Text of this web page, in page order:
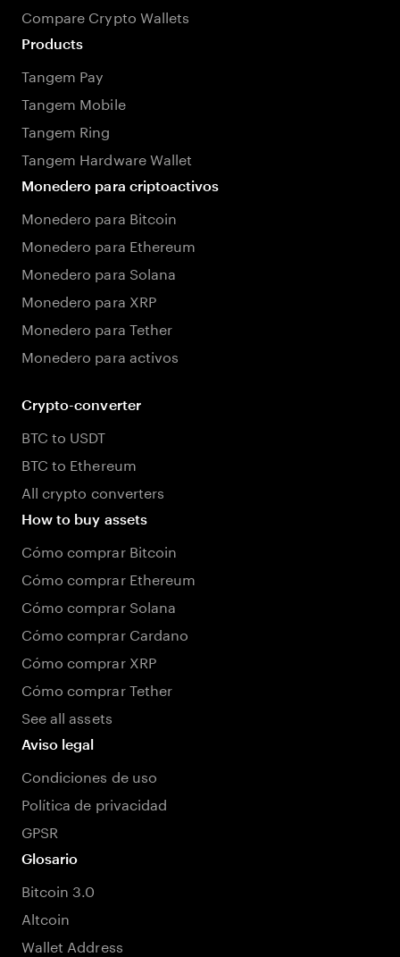
Compare Crypto Wallets
Products
Tangem Pay
Tangem Mobile
Tangem Ring
Tangem Hardware Wallet
Monedero para criptoactivos
Monedero para Bitcoin
Monedero para Ethereum
Monedero para Solana
Monedero para XRP
Monedero para Tether
Monedero para activos
Crypto-converter
BTC to USDT
BTC to Ethereum
All crypto converters
How to buy assets
Cómo comprar Bitcoin
Cómo comprar Ethereum
Cómo comprar Solana
Cómo comprar Cardano
Cómo comprar XRP
Cómo comprar Tether
See all assets
Aviso legal
Condiciones de uso
Política de privacidad
GPSR
Glosario
Bitcoin 3.0
Altcoin
Wallet Address